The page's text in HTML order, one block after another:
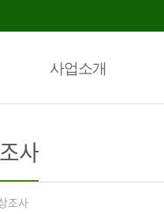
사업소개
사
조사